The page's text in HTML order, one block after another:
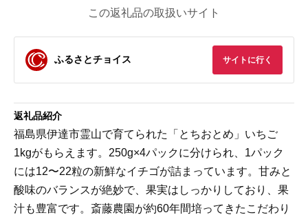
この返礼品の取扱いサイト
ふるさとチョイス サイトに行く
返礼品紹介
福島県伊達市霊山で育てられた「とちおとめ」いちご
1kgがもらえます。250g×4パックに分けられ、1パック
には12〜22粒の新鮮なイチゴが詰まっています。甘みと
酸味のバランスが絶妙で、果実はしっかりしており、果
汁も豊富です。斎藤農園が約60年間培ってきたこだわり